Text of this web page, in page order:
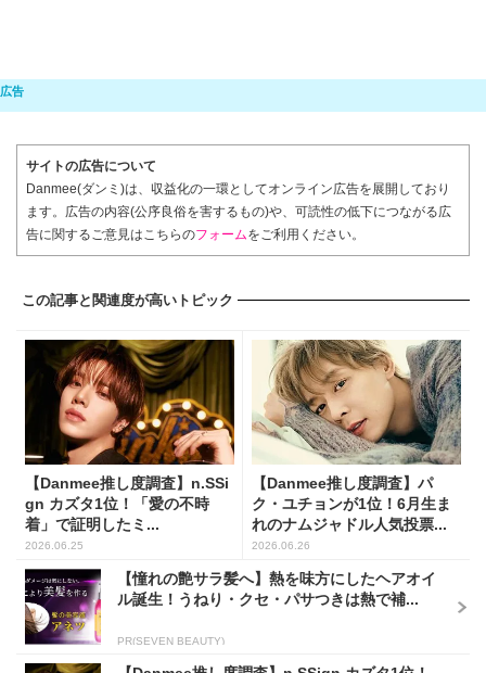
サイトの広告について
Danmee(ダンミ)は、収益化の一環としてオンライン広告を展開しており
ます。広告の内容(公序良俗を害するもの)や、可読性の低下につながる広
告に関するご意見はこちらのフォームをご利用ください。
この記事と関連度が高いトピック
【Danmee推し度調査】n.SSi
gn カズタ1位！「愛の不時
着」で証明したミ...
2026.06.25
【Danmee推し度調査】パ
ク・ユチョンが1位！6月生ま
れのナムジャドル人気投票...
2026.06.26
【憧れの艶サラ髪へ】熱を味方にしたヘアオイ
ル誕生！うねり・クセ・パサつきは熱で補...
PR(SEVEN BEAUTY)